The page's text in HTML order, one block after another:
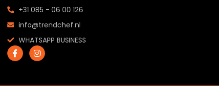
+31 085 - 06 00 126
info@trendchef.nl
WHATSAPP BUSINESS